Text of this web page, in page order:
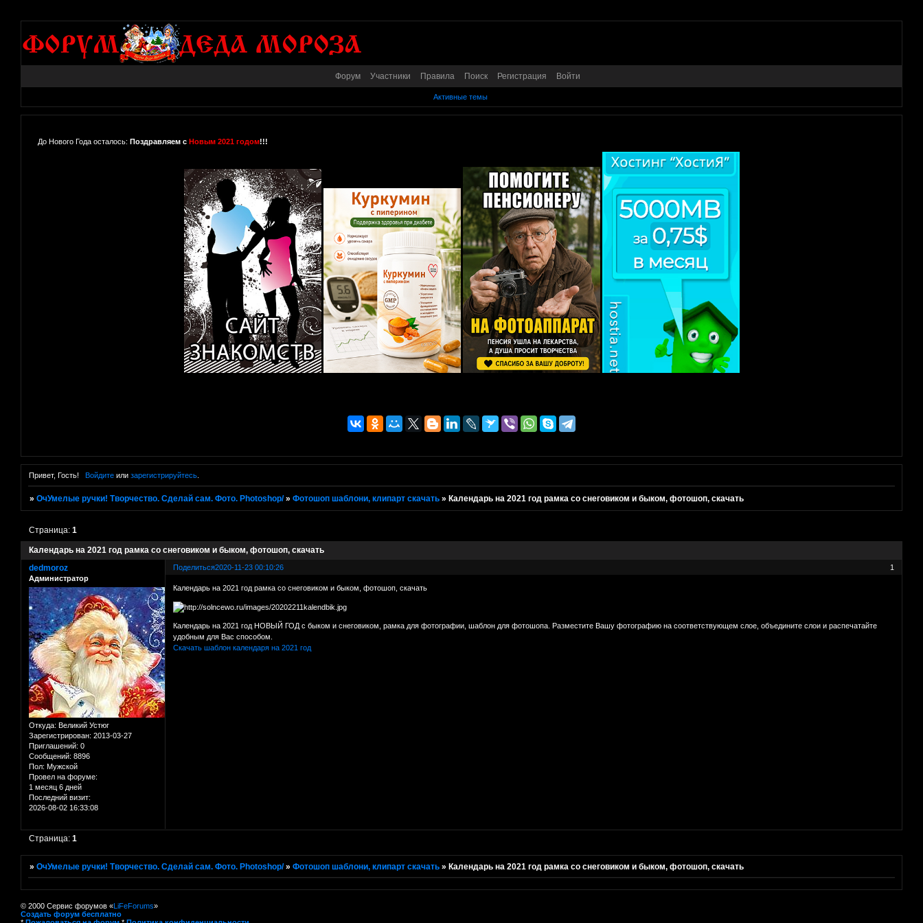
Форум Участники Правила Поиск Регистрация Войти
Активные темы
До Нового Года осталось: Поздравляем с Новым 2021 годом!!!
Привет, Гость! Войдитеили зарегистрируйтесь.
»ОчУмелые ручки! Творчество. Сделай сам. Фото. Photoshop/ »Фотошоп шаблони, клипарт скачать » Календарь на 2021 год рамка со снеговиком и быком, фотошоп, скачать
Календарь на 2021 год рамка со снеговиком и быком, фотошоп, скачать
Страница:1
Поделиться 1
2020-11-23 00:10:26
dedmoroz
Администратор
Откуда: Великий Устюг
Зарегистрирован: 2013-03-27
Приглашений: 0
Сообщений: 8896
Пол: Мужской
Провел на форуме:
1 месяц 6 дней
Последний визит:
2026-08-02 16:33:08
Календарь на 2021 год рамка со снеговиком и быком, фотошоп, скачать
Календарь на 2021 год НОВЫЙ ГОД c быком и снеговиком, рамка для фотографии, шаблон для фотошопа. Разместите Вашу фотографию на соответствующем слое, объедините слои и распечатайте
удобным для Вас способом.
Скачать шаблон календаря на 2021 год
Страница:1
»ОчУмелые ручки! Творчество. Сделай сам. Фото. Photoshop/ »Фотошоп шаблони, клипарт скачать » Календарь на 2021 год рамка со снеговиком и быком, фотошоп, скачать
© 2000 Сервис форумов «LiFeForums»
Создать форум бесплатно